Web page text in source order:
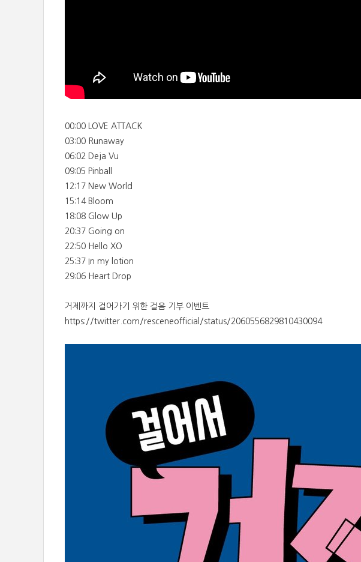
00:00 LOVE ATTACK
03:00 Runaway
06:02 Deja Vu
09:05 Pinball
12:17 New World
15:14 Bloom
18:08 Glow Up
20:37 Going on
22:50 Hello XO
25:37 In my lotion
29:06 Heart Drop
거제까지 걸어가기 위한 걸음 기부 이벤트
https://twitter.com/resceneofficial/status/2060556829810430094